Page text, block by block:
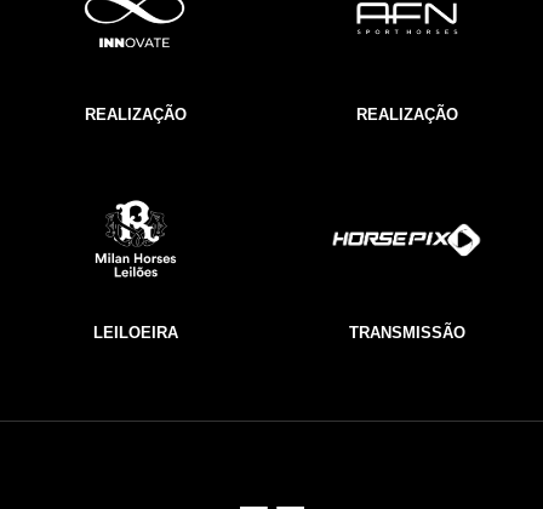
REALIZAÇÃO REALIZAÇÃO
LEILOEIRA TRANSMISSÃO